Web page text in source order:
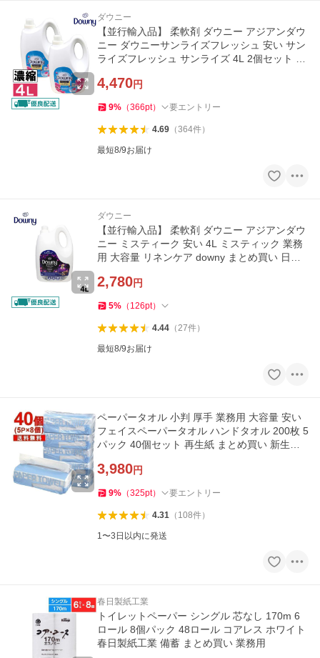
ダウニー
【並行輸入品】 柔軟剤 ダウニー アジアンダウ
ニー ダウニーサンライズフレッシュ 安い サン
ライズフレッシュ サンライズ 4L 2個セット 濃
4,470円
9% （366pt） 要エントリー
4.69（364件）
最短8/9お届け
ダウニー
【並行輸入品】 柔軟剤 ダウニー アジアンダウ
ニー ミスティーク 安い 4L ミスティック 業務
用 大容量 リネンケア downy まとめ買い 日用
2,780円
5% （ 126pt）
4.44（27件）
最短8/9お届け
ペーパータオル 小判 厚手 業務用 大容量 安い
フェイスペーパータオル ハンドタオル 200枚 5
パック 40個セット 再生紙 まとめ買い 新生活
3,980円
9% （325pt） 要エントリー
4.31（ 108件）
1〜3日以内に発送
春日製紙工業
トイレットペーパー シングル 芯なし 170m 6
ロール 8個パック 48ロール コアレス ホワイト
春日製紙工業 備蓄 まとめ買い 業務用